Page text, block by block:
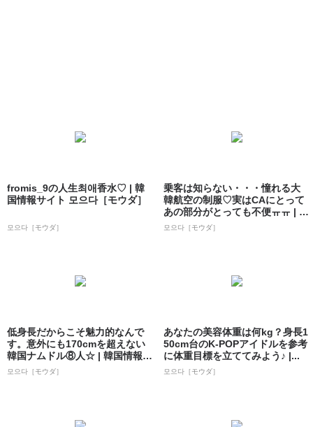
fromis_9の人生최애香水♡ | 韓
国情報サイト 모으다［モウダ］
모으다［モウダ］
乗客は知らない・・・憧れる大
韓航空の制服♡実はCAにとって
あの部分がとっても不便ㅠㅠ | 韓
国情報...
모으다［モウダ］
低身長だからこそ魅力的なんで
す。意外にも170cmを超えない
韓国ナムドル⑧人☆ | 韓国情報サ
イト...
모으다［モウダ］
あなたの美容体重は何kg？身長1
50cm台のK-POPアイドルを参考
に体重目標を立ててみよう♪ |...
모으다［モウダ］